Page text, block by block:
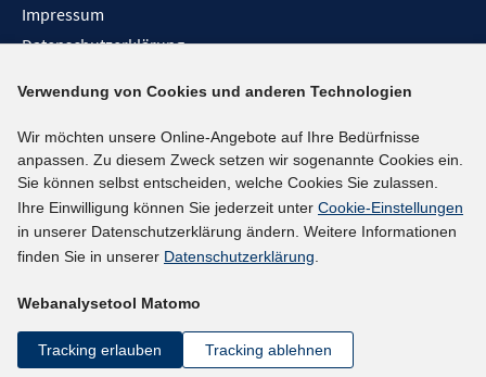
Impressum
Datenschutzerklärung
Barrieren melden
Social-Media-Kanäle
BlueSky
YouTube
LinkedIn
kununu
Netiquette
Verwendung von Cookies und anderen Technologien
Wir möchten unsere Online-Angebote auf Ihre Bedürfnisse
anpassen. Zu diesem Zweck setzen wir sogenannte Cookies ein.
Sie können selbst entscheiden, welche Cookies Sie zulassen.
Ihre Einwilligung können Sie jederzeit unter Cookie-Einstellungen
in unserer Datenschutzerklärung ändern. Weitere Informationen
finden Sie in unserer Datenschutzerklärung.
Webanalysetool Matomo
Tracking erlauben Tracking ablehnen